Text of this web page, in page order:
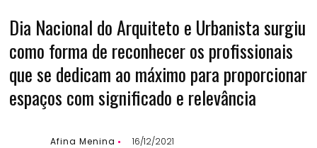
Dia Nacional do Arquiteto e Urbanista surgiu
como forma de reconhecer os profissionais
que se dedicam ao máximo para proporcionar
espaços com significado e relevância
Afina Menina 16/12/2021